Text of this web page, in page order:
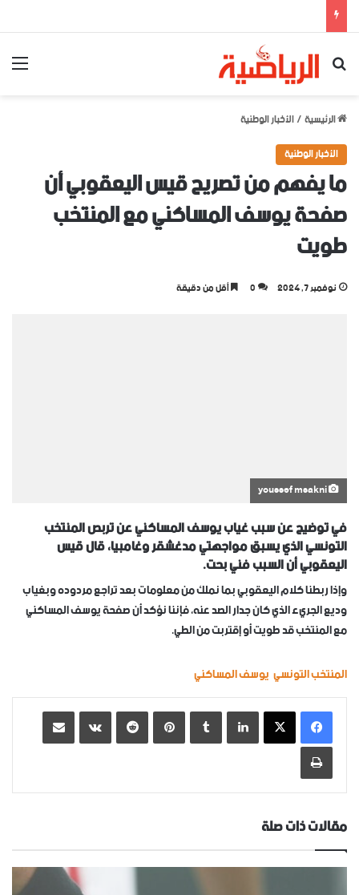
بحث عن
الرئيسية/الأخبار الوطنية
الأخبار الوطنية
ما يفهم من تصريح قيس اليعقوبي أن
صفحة يوسف المساكني مع المنتخب
طويت
نوفمبر 7, 2024 0 أقل من دقيقة
في توضيح عن سبب غياب يوسف المساكني عن تربص المنتخب
التونسي الذي يسبق مواجهتي مدغشقر وغامبيا، قال قيس
اليعقوبي أن السبب فني بحت.
وإذا ربطنا كلام اليعقوبي بما نملك من معلومات بعد تراجع مردوده وبغياب
وديع الجريء الذي كان جدار الصد عنه، فإننا نؤكد أن صفحة يوسف المساكني
مع المنتخب قد طويت أو إقتربت من الطي.
المنتخب التونسييوسف المساكني
لينكدإن بينتيريست ‏VKontakte
طباعة
مقالات ذات صلة